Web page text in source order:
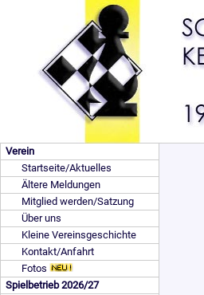
Verein
Startseite/Aktuelles
Ältere Meldungen
Mitglied werden/Satzung
Über uns
Kleine Vereinsgeschichte
Kontakt/Anfahrt
Fotos
Spielbetrieb 2026/27